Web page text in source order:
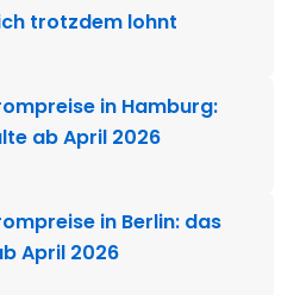
trotzdem lohnt
in Hamburg:
ab April 2026
in Berlin: das
April 2026